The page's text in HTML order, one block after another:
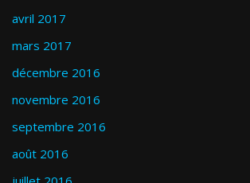
avril 2017
mars 2017
décembre 2016
novembre 2016
septembre 2016
août 2016